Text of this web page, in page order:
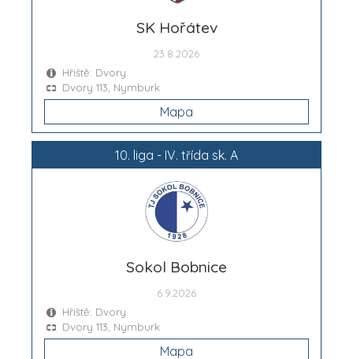
SK Hořátev
23.8.2026
Hřiště: Dvory
Dvory 113, Nymburk
Mapa
10. liga - IV. třída sk. A
Sokol Bobnice
6.9.2026
Hřiště: Dvory
Dvory 113, Nymburk
Mapa